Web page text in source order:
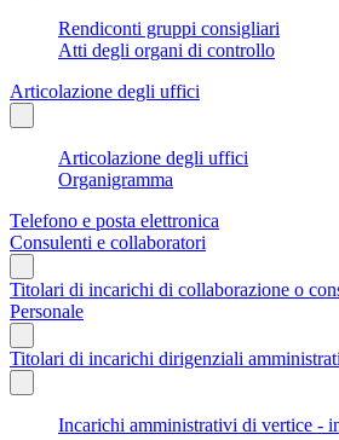
Rendiconti gruppi consigliari
Atti degli organi di controllo
Articolazione degli uffici
Articolazione degli uffici
Organigramma
Telefono e posta elettronica
Consulenti e collaboratori
Titolari di incarichi di collaborazione o
Personale
Titolari di incarichi dirigenziali
Incarichi amministrativi di vertice -